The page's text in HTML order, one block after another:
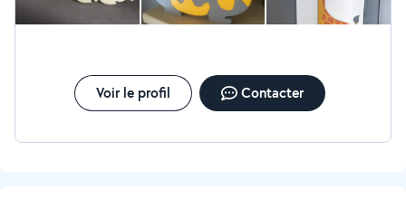
Voir le profil Contacter